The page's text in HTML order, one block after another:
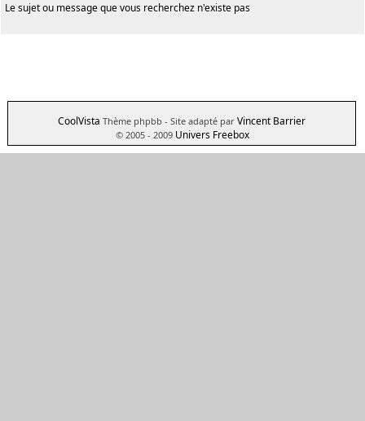
Le sujet ou message que vous recherchez n'existe pas
CoolVista Thème phpbb - Site adapté par Vincent Barrier
© 2005 - 2009 Univers Freebox